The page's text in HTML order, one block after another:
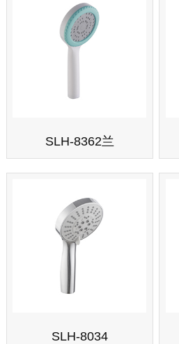
SLH-8362兰
SLH-8034